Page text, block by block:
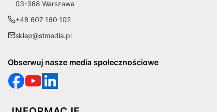
03-368 Warszawa
+48 607 160 102
sklep@stmedia.pl
Obserwuj nasze media społecznościowe